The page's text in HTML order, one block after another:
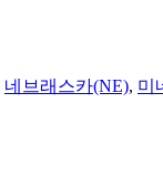
네브래스카(NE), 미